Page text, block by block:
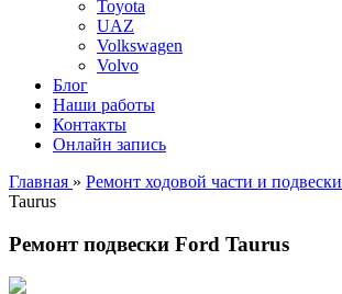
Toyota
UAZ
Volkswagen
Volvo
Блог
Наши работы
Контакты
Онлайн запись
Главная » Ремонт ходовой части и подвески
Taurus
Ремонт подвески Ford Taurus